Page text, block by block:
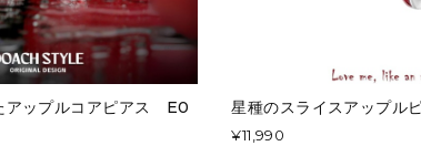
アップルコアピアス E0
星種のスライスアップ
¥11,990